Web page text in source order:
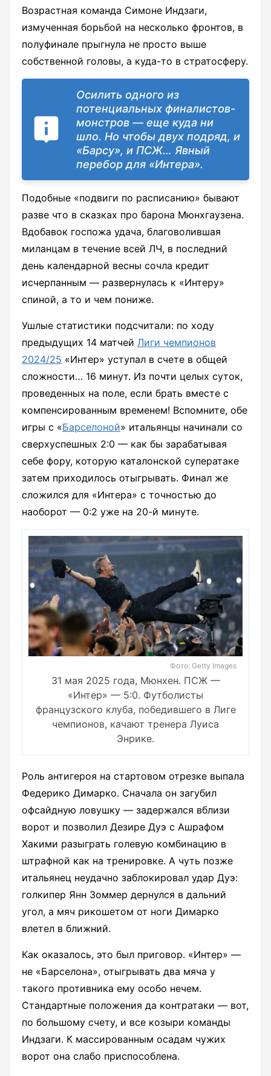
Возрастная команда Симоне Индзаги,
измученная борьбой на несколько фронтов, в
полуфинале прыгнула не просто выше
собственной головы, а куда-то в стратосферу.
Осилить одного из
потенциальных финалистов-
монстров — еще куда ни
шло. Но чтобы двух подряд, и
«Барсу», и ПСЖ… Явный
перебор для «Интера».
Подобные «подвиги по расписанию» бывают
разве что в сказках про барона Мюнхгаузена.
Вдобавок госпожа удача, благоволившая
миланцам в течение всей ЛЧ, в последний
день календарной весны сочла кредит
исчерпанным — развернулась к «Интеру»
спиной, а то и чем пониже.
Ушлые статистики подсчитали: по ходу
предыдущих 14 матчей Лиги чемпионов
2024/25 «Интер» уступал в счете в общей
сложности… 16 минут. Из почти целых суток,
проведенных на поле, если брать вместе с
компенсированным временем! Вспомните, обе
игры с «Барселоной» итальянцы начинали со
сверхуспешных 2:0 — как бы зарабатывая
себе фору, которую каталонской суператаке
затем приходилось отыгрывать. Финал же
сложился для «Интера» с точностью до
наоборот — 0:2 уже на 20-й минуте.
Фото: Getty Images
31 мая 2025 года, Мюнхен. ПСЖ —
«Интер» — 5:0. Футболисты
французского клуба, победившего в Лиге
чемпионов, качают тренера Луиса
Энрике.
Роль антигероя на стартовом отрезке выпала
Федерико Димарко. Сначала он загубил
офсайдную ловушку — задержался вблизи
ворот и позволил Дезире Дуэ с Ашрафом
Хакими разыграть голевую комбинацию в
штрафной как на тренировке. А чуть позже
итальянец неудачно заблокировал удар Дуэ:
голкипер Янн Зоммер дернулся в дальний
угол, а мяч рикошетом от ноги Димарко
влетел в ближний.
Как оказалось, это был приговор. «Интер» —
не «Барселона», отыгрывать два мяча у
такого противника ему особо нечем.
Стандартные положения да контратаки — вот,
по большому счету, и все козыри команды
Индзаги. К массированным осадам чужих
ворот она слабо приспособлена.